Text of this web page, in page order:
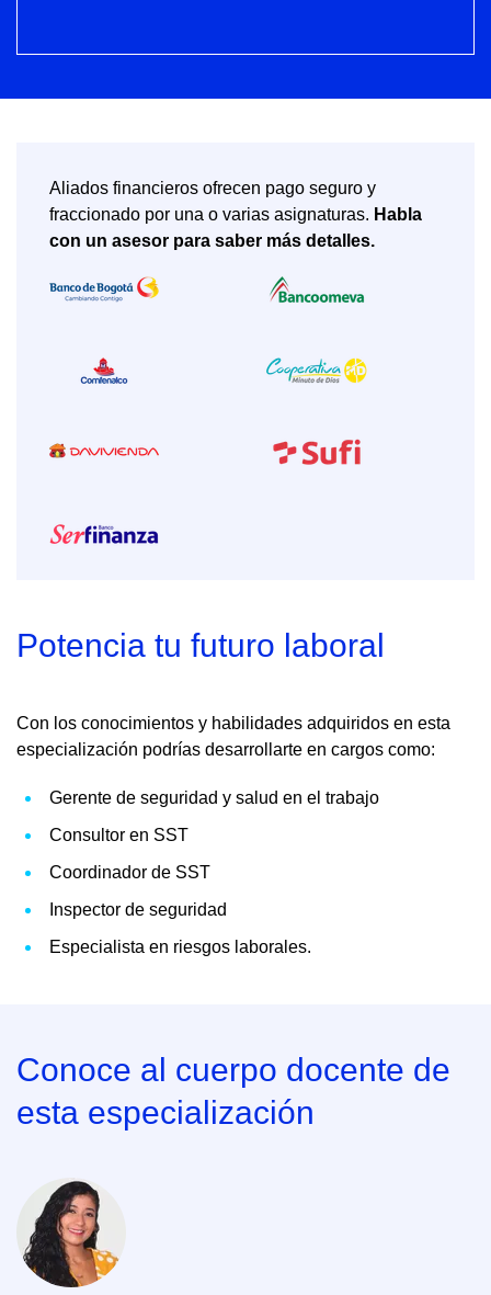
Aliados financieros ofrecen pago seguro y
fraccionado por una o varias asignaturas. Habla
con un asesor para saber más detalles.
Potencia tu futuro laboral
Con los conocimientos y habilidades adquiridos en esta
especialización podrías desarrollarte en cargos como:
Gerente de seguridad y salud en el trabajo
Consultor en SST
Coordinador de SST
Inspector de seguridad
Especialista en riesgos laborales.
Conoce al cuerpo docente de
esta especialización